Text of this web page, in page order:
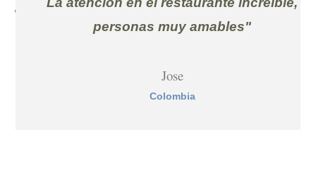
"
personas muy amables"
Jose
Colombia